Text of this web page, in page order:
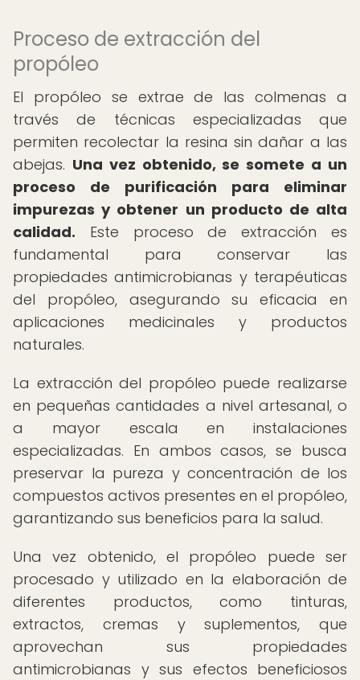
Proceso de extracción del
propóleo
El propóleo se extrae de las colmenas a
través de técnicas especializadas que
permiten recolectar la resina sin dañar a las
abejas. Una vez obtenido, se somete a un
proceso de purificación para eliminar
impurezas y obtener un producto de alta
calidad. Este proceso de extracción es
fundamental para conservar las
propiedades antimicrobianas y terapéuticas
del propóleo, asegurando su eficacia en
aplicaciones medicinales y productos
naturales.
La extracción del propóleo puede realizarse
en pequeñas cantidades a nivel artesanal, o
a mayor escala en instalaciones
especializadas. En ambos casos, se busca
preservar la pureza y concentración de los
compuestos activos presentes en el propóleo,
garantizando sus beneficios para la salud.
Una vez obtenido, el propóleo puede ser
procesado y utilizado en la elaboración de
diferentes productos, como tinturas,
extractos, cremas y suplementos, que
aprovechan sus propiedades
antimicrobianas y sus efectos beneficiosos